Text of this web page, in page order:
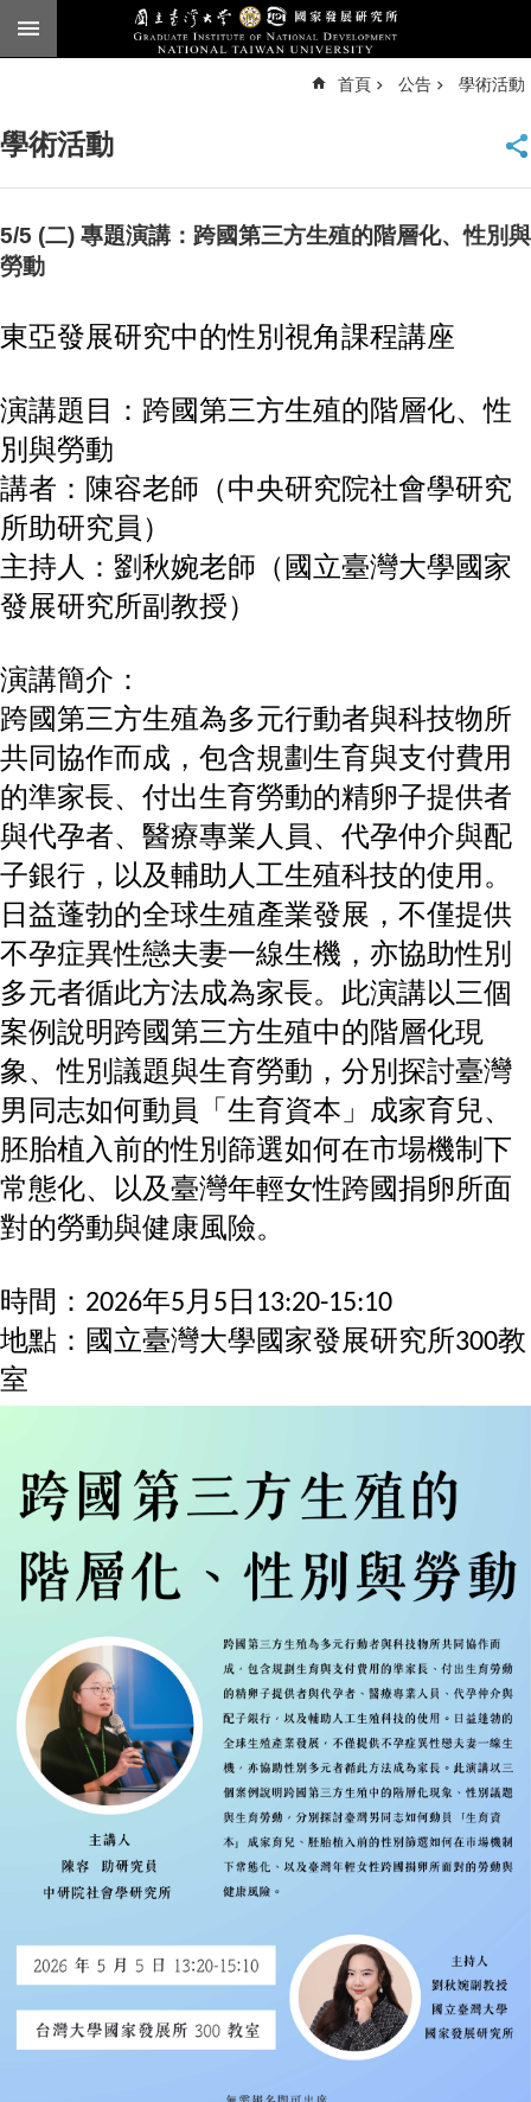
跳到主要內容區塊
臺
頁
English
告
所
簡
介
本
所
成
員
博
班
碩
士
班
在
職
專
班
學
術
研
究
國
發
展
研
究
期
刊
試
專
區
學
首頁 公告 學術活動
學術活動
5/5 (二) 專題演講：跨國第三方生殖的階層化、性別與
勞動
東亞發展研究中的性別視角課程講座
演講題目：跨國第三方生殖的階層化、性
別與勞動
講者：陳容老師（中央研究院社會學研究
所助研究員）
主持人：劉秋婉老師（國立臺灣大學國家
發展研究所副教授）
演講簡介：
跨國第三方生殖為多元行動者與科技物所
共同協作而成，包含規劃生育與支付費用
的準家長、付出生育勞動的精卵子提供者
與代孕者、醫療專業人員、代孕仲介與配
子銀行，以及輔助人工生殖科技的使用。
日益蓬勃的全球生殖產業發展，不僅提供
不孕症異性戀夫妻一線生機，亦協助性別
多元者循此方法成為家長。此演講以三個
案例說明跨國第三方生殖中的階層化現
象、性別議題與生育勞動，分別探討臺灣
男同志如何動員「生育資本」成家育兒、
胚胎植入前的性別篩選如何在市場機制下
常態化、以及臺灣年輕女性跨國捐卵所面
對的勞動與健康風險。
時間：2026年5月5日13:20-15:10
地點：國立臺灣大學國家發展研究所300教
室